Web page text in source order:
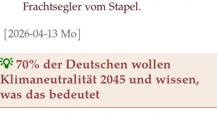
Frachtsegler vom Stapel.
[2026-04-13 Mo]
💡70% der Deutschen wollen
Klimaneutralität 2045 und wissen,
was das bedeutet